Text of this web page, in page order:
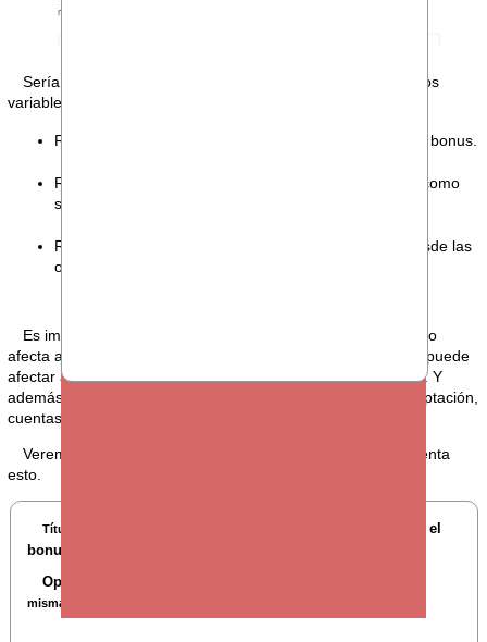
Sería de agradecer que esta cuestión fuese trasladada a los
variables de las plantillas:
Reduciendo o eliminando el peso de este epígrafe del bonus.
Rebajando el margen, llave para el cobro del Bonus (como
se ha hecho en otros segmentos).
Rebajando la presión que recibe el área comercial desde las
organizaciones porque no se firman hipotecas.
Es importante recordar, que esto, en muchos casos, no sólo
afecta al variable de uno u otro semestre; si no que también puede
afectar a los planes de carrera, demorando las promociones. Y
además, las hipotecas son la base para otros cuestiones: captación,
cuentas nómina, seguros, ...
Veremos si en la primera circular de 2026 se tienen en cuenta
esto.
Título:
REVISTA EL_ESPEJO: el peso de las hipotecas en el
bonus y en tu bolsillo
Opina sobre esta intervención:
misma.